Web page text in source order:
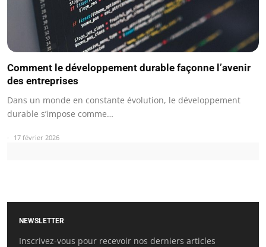
Comment le développement durable façonne l’avenir
des entreprises
Dans un monde en constante évolution, le développement
durable s’impose comme…
17 février 2026
NEWSLETTER
Inscrivez-vous pour recevoir nos derniers articles